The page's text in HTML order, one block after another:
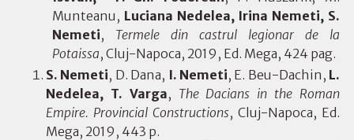
Munteanu, Luciana Nedelea, Irina Nemeti, S.
Nemeti, Termele din castrul legionar de la
Potaissa, Cluj-Napoca, 2019, Ed. Mega, 424 pag.
S. Nemeti, D. Dana, I. Nemeti, E. Beu-Dachin, L.
Nedelea, T. Varga, The Dacians in the Roman
Empire. Provincial Constructions, Cluj-Napoca, Ed.
Mega, 2019, 443 p.